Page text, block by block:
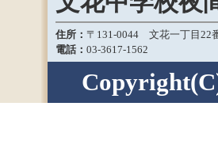
住所： 〒131-0044 文花一丁目22
電話： 03-3617-1562